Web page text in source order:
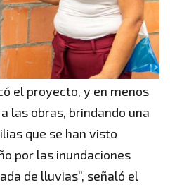
el proyecto, y en menos
las obras, brindando una
que se han visto
por las inundaciones
de lluvias”, señaló el